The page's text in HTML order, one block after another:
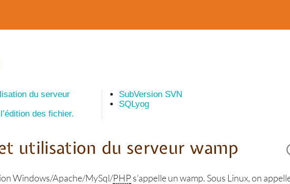
du serveur
des fichier.
SubVersion SVN
SQLyog
utilisation du serveur wamp
Windows/Apache/MySql/PHP s’appelle un wamp. Sous Linux, on